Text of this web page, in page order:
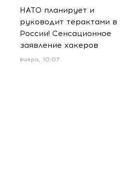
НАТО планирует и
руководит терактами в
России! Сенсационное
заявление хакеров
вчера, 10:07